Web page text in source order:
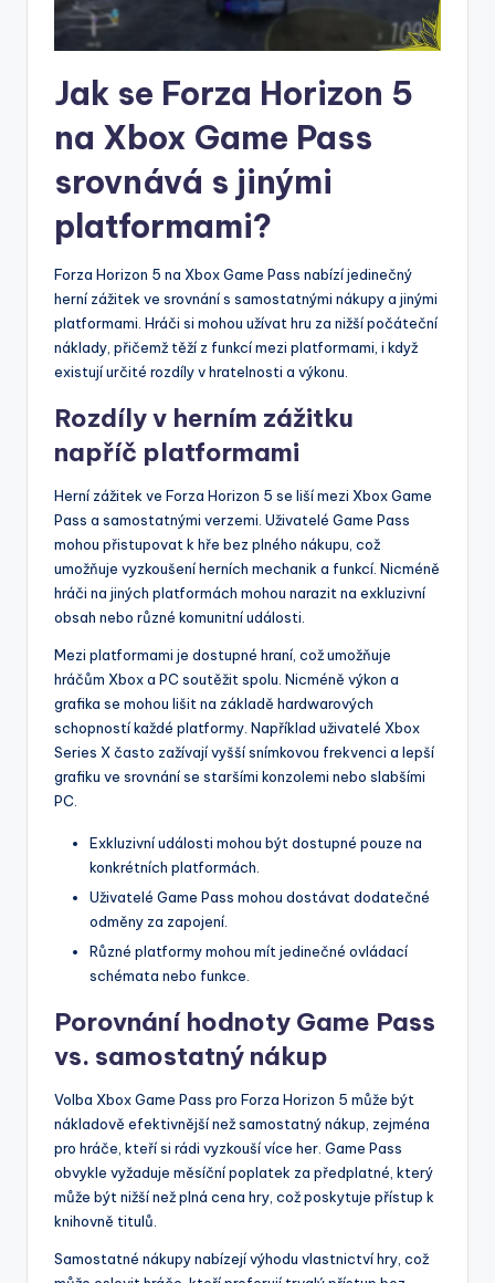
Jak se Forza Horizon 5
na Xbox Game Pass
srovnává s jinými
platformami?
Forza Horizon 5 na Xbox Game Pass nabízí jedinečný
herní zážitek ve srovnání s samostatnými nákupy a jinými
platformami. Hráči si mohou užívat hru za nižší počáteční
náklady, přičemž těží z funkcí mezi platformami, i když
existují určité rozdíly v hratelnosti a výkonu.
Rozdíly v herním zážitku
napříč platformami
Herní zážitek ve Forza Horizon 5 se liší mezi Xbox Game
Pass a samostatnými verzemi. Uživatelé Game Pass
mohou přistupovat k hře bez plného nákupu, což
umožňuje vyzkoušení herních mechanik a funkcí. Nicméně
hráči na jiných platformách mohou narazit na exkluzivní
obsah nebo různé komunitní události.
Mezi platformami je dostupné hraní, což umožňuje
hráčům Xbox a PC soutěžit spolu. Nicméně výkon a
grafika se mohou lišit na základě hardwarových
schopností každé platformy. Například uživatelé Xbox
Series X často zažívají vyšší snímkovou frekvenci a lepší
grafiku ve srovnání se staršími konzolemi nebo slabšími
PC.
Exkluzivní události mohou být dostupné pouze na
konkrétních platformách.
Uživatelé Game Pass mohou dostávat dodatečné
odměny za zapojení.
Různé platformy mohou mít jedinečné ovládací
schémata nebo funkce.
Porovnání hodnoty Game Pass
vs. samostatný nákup
Volba Xbox Game Pass pro Forza Horizon 5 může být
nákladově efektivnější než samostatný nákup, zejména
pro hráče, kteří si rádi vyzkouší více her. Game Pass
obvykle vyžaduje měsíční poplatek za předplatné, který
může být nižší než plná cena hry, což poskytuje přístup k
knihovně titulů.
Samostatné nákupy nabízejí výhodu vlastnictví hry, což